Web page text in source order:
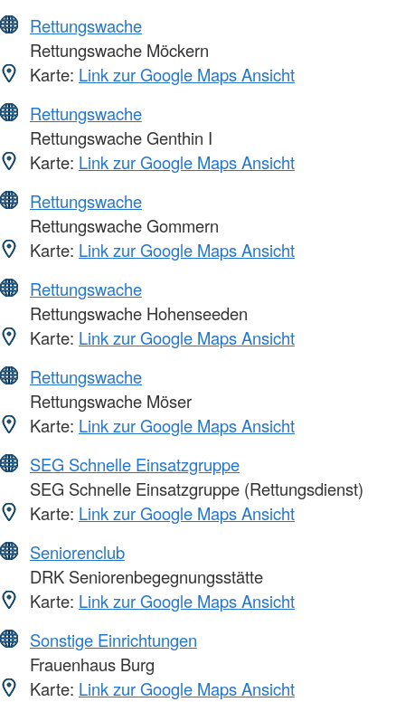
Rettungswache
Rettungswache Möckern
Karte: Link zur Google Maps Ansicht
Rettungswache
Rettungswache Genthin I
Karte: Link zur Google Maps Ansicht
Rettungswache
Rettungswache Gommern
Karte: Link zur Google Maps Ansicht
Rettungswache
Rettungswache Hohenseeden
Karte: Link zur Google Maps Ansicht
Rettungswache
Rettungswache Möser
Karte: Link zur Google Maps Ansicht
SEG Schnelle Einsatzgruppe
SEG Schnelle Einsatzgruppe (Rettungsdienst)
Karte: Link zur Google Maps Ansicht
Seniorenclub
DRK Seniorenbegegnungsstätte
Karte: Link zur Google Maps Ansicht
Sonstige Einrichtungen
Frauenhaus Burg
Karte: Link zur Google Maps Ansicht